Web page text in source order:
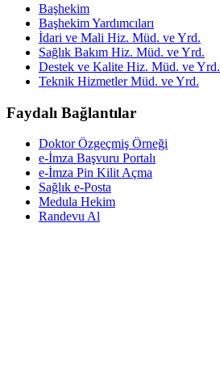
Başhekim
Başhekim Yardımcıları
İdari ve Mali Hiz. Müd. ve Yrd.
Sağlık Bakım Hiz. Müd. ve Yrd.
Destek ve Kalite Hiz. Müd. ve Yrd.
Teknik Hizmetler Müd. ve Yrd.
Faydalı Bağlantılar
Doktor Özgeçmiş Örneği
e-İmza Başvuru Portalı
e-İmza Pin Kilit Açma
Sağlık e-Posta
Medula Hekim
Randevu Al